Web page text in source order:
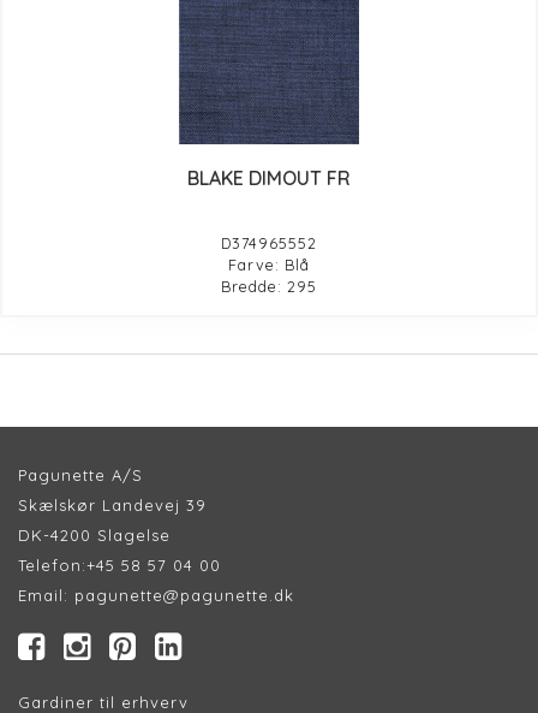
BLAKE DIMOUT FR
D374965552
Farve: Blå
Bredde: 295
Pagunette A/S
Skælskør Landevej 39
DK-4200 Slagelse
Telefon:+45 58 57 04 00
Email: pagunette@pagunette.dk
Gardiner til erhverv